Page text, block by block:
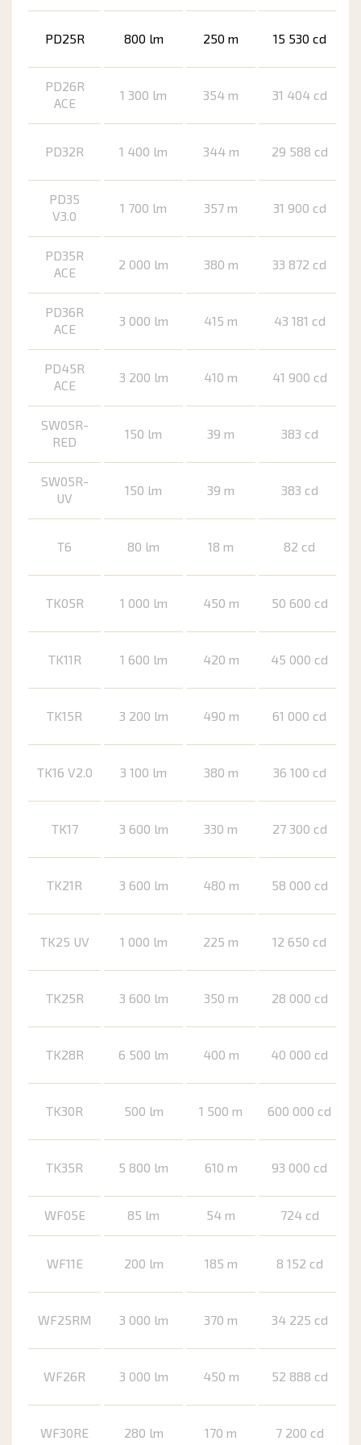
PD25R 800 lm 250 m 15 530 cd
PD26R
ACE
1 300 lm 354 m 31 404 cd
PD32R 1 400 lm 344 m 29 588 cd
PD35
V3.0
1 700 lm 357 m 31 900 cd
PD35R
ACE
2 000 lm 380 m 33 872 cd
PD36R
ACE
3 000 lm 415 m 43 181 cd
PD45R
ACE
3 200 lm 410 m 41 900 cd
SW05R-
RED
150 lm 39 m 383 cd
SW05R-
UV
150 lm 39 m 383 cd
T6 80 lm 18 m 82 cd
TK05R 1 000 lm 450 m 50 600 cd
TK11R 1 600 lm 420 m 45 000 cd
TK15R 3 200 lm 490 m 61 000 cd
TK16 V2.0 3 100 lm 380 m 36 100 cd
TK17 3 600 lm 330 m 27 300 cd
TK21R 3 600 lm 480 m 58 000 cd
TK25 UV 1 000 lm 225 m 12 650 cd
TK25R 3 600 lm 350 m 28 000 cd
TK28R 6 500 lm 400 m 40 000 cd
TK30R 500 lm 1 500 m 600 000 cd
TK35R 5 800 lm 610 m 93 000 cd
WF05E 85 lm 54 m 724 cd
WF11E 200 lm 185 m 8 152 cd
WF25RM 3 000 lm 370 m 34 225 cd
WF26R 3 000 lm 450 m 52 888 cd
WF30RE 280 lm 170 m 7 200 cd